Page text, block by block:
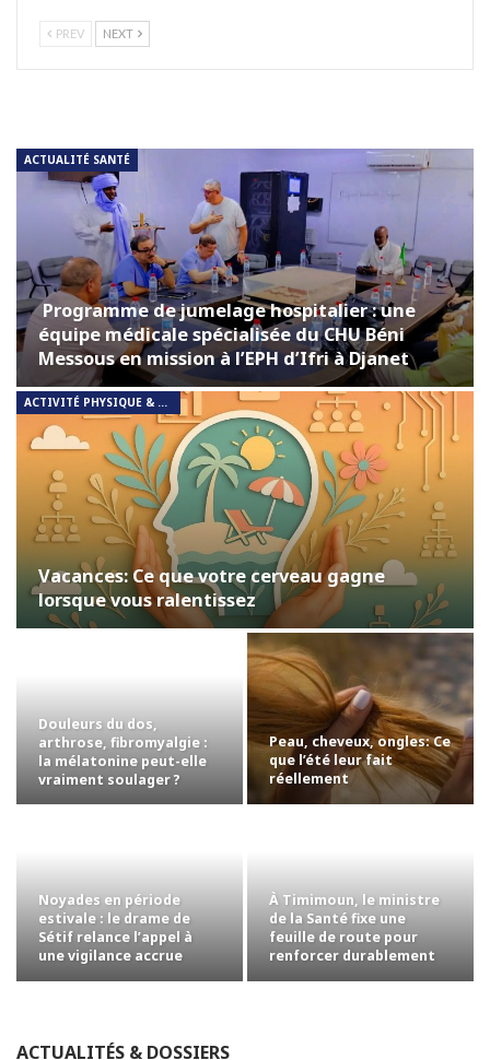
PREV NEXT
ACTUALITÉ SANTÉ
Programme de jumelage hospitalier : une
équipe médicale spécialisée du CHU Béni
Messous en mission à l’EPH d’Ifri à Djanet
ACTIVITÉ PHYSIQUE & RESPIRATION
Vacances: Ce que votre cerveau gagne
lorsque vous ralentissez
Douleurs du dos,
arthrose, fibromyalgie :
la mélatonine peut-elle
vraiment soulager ?
Peau, cheveux, ongles: Ce
que l’été leur fait
réellement
Noyades en période
estivale : le drame de
Sétif relance l’appel à
une vigilance accrue
À Timimoun, le ministre
de la Santé fixe une
feuille de route pour
renforcer durablement
ACTUALITÉS & DOSSIERS